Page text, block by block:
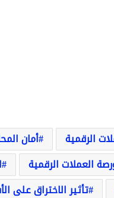
الرقمية أمان
العملات الرقمية
تأثير الاختراق على